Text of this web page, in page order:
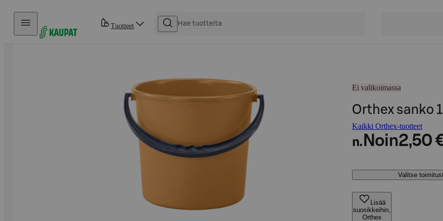
Hyppää sisältöön
Tuotteet
Ei valikoimassa
Orthex sanko
Kaikki Orthex-tuotteet
n. Noin2,50
Valitse
Lisää
suosikkeihin,
Orthex